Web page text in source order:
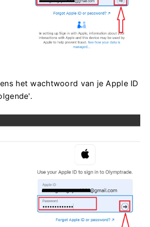
het wachtwoord van je Apple ID